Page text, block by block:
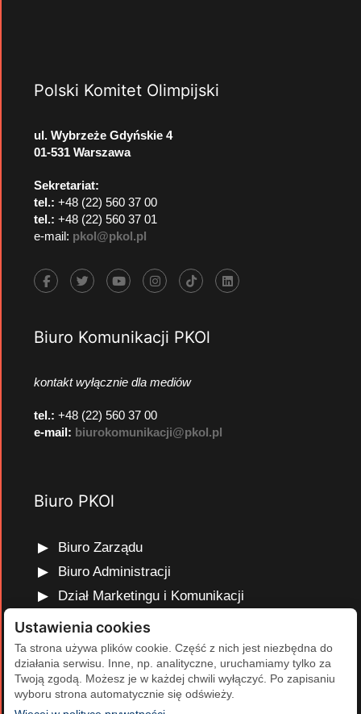
Polski Komitet Olimpijski
ul. Wybrzeże Gdyńskie 4
01-531 Warszawa
Sekretariat:
tel.: +48 (22) 560 37 00
tel.: +48 (22) 560 37 01
e-mail: pkol@pkol.pl
Biuro Komunikacji PKOl
kontakt wyłącznie dla mediów
tel.: +48 (22) 560 37 00
e-mail: biurokomunikacji@pkol.pl
Biuro PKOl
Biuro Zarządu
Biuro Administracji
Dział Marketingu i Komunikacji
Dział Edukacji Olimpijskiej
Dział Finansów i Kadr
Dział Projektów Olimpijskich
Dział Programów Rozwojowych
Ustawienia cookies
Ta strona używa plików cookie. Część z nich jest niezbędna do
działania serwisu. Inne, np. analityczne, uruchamiamy tylko za
Twoją zgodą. Możesz je w każdej chwili wyłączyć. Po zapisaniu
wyboru strona automatycznie się odświeży.